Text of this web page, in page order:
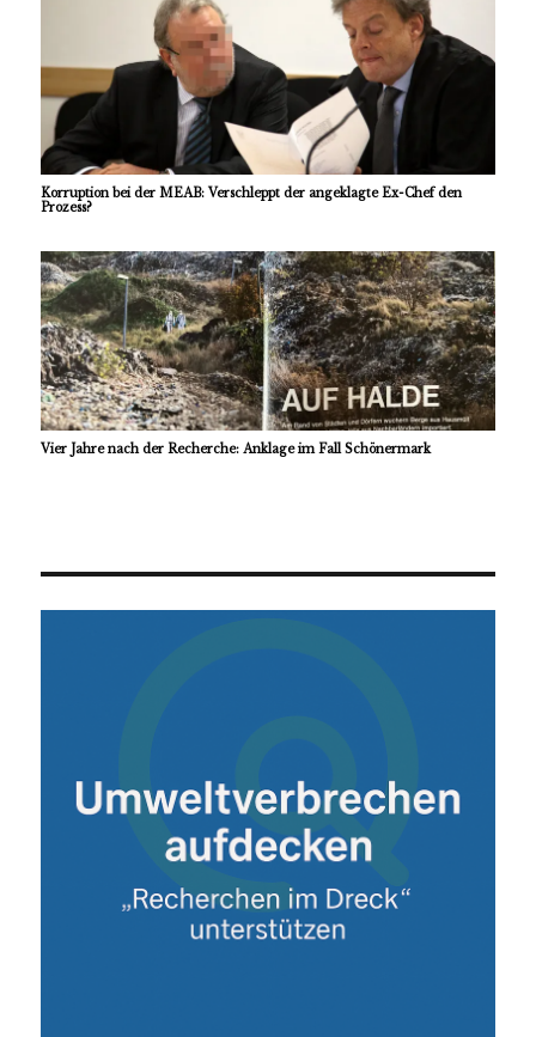
Korruption bei der MEAB: Verschleppt der angeklagte Ex-Chef den
Prozess?
Vier Jahre nach der Recherche: Anklage im Fall Schönermark